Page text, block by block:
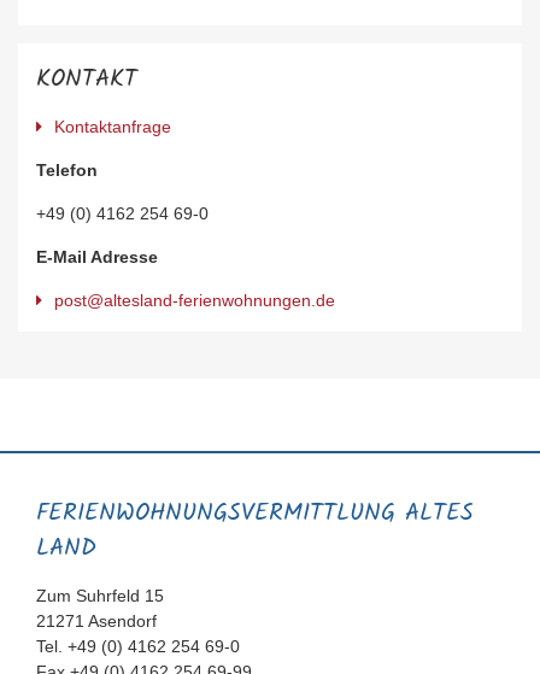
KONTAKT
Kontaktanfrage
Telefon
+49 (0) 4162 254 69-0
E-Mail Adresse
post@altesland-ferienwohnungen.de
FERIENWOHNUNGS­VERMITTLUNG ALTES
LAND
Zum Suhrfeld 15
21271 Asendorf
Tel. +49 (0) 4162 254 69-0